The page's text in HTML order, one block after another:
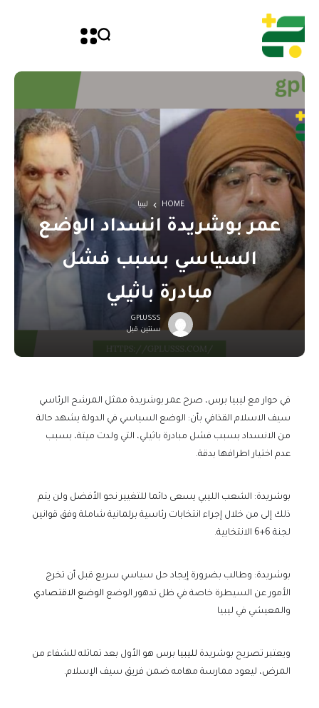
HOME ليبيا
عمر بوشريدة انسداد الوضع
السياسي بسبب فشل
مبادرة باثيلي
GPLUSSS
سنتين قبل
في حوار مع ليبيا برس، صرح عمر بوشريدة ممثل المرشح الرئاسي
سيف الاسلام القذافي بأن: الوضع السياسي في الدولة يشهد حالة
من الانسداد بسبب فشل مبادرة باثيلي، التي ولدت ميتة، بسبب
عدم اختيار اطرافها بدقة.
بوشريدة: الشعب الليبي يسعى دائما للتغيير نحو الأفضل ولن يتم
ذلك إلى من خلال إجراء انتخابات رئاسية برلمانية شاملة وفق قوانين
لجنة 6+6 الانتخابية.
بوشريدة: وطالب بضرورة إيجاد حل سياسي سريع قبل أن تخرج
الأمور عن السيطرة خاصة في ظل تدهور الوضع الوضع الاقتصادي
والمعيشي في ليبيا
ويعتبر تصريح بوشريدة لليبيا برس هو الأول بعد تماثله للشفاء من
المرض، ليعود ممارسة مهامه ضمن فريق سيف الإسلام.